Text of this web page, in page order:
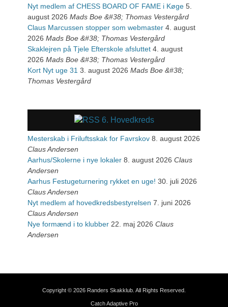
Nyt medlem af CHESS BOARD OF FAME i Køge 5.
august 2026 Mads Boe &#38; Thomas Vestergård
Claus Marcussen stopper som webmaster 4. august
2026 Mads Boe &#38; Thomas Vestergård
Skaklejren på Tjele Efterskole afsluttet 4. august
2026 Mads Boe &#38; Thomas Vestergård
Kort Nyt uge 31 3. august 2026 Mads Boe &#38;
Thomas Vestergård
6. Hovedkreds
Mesterskab i Friluftsskak for Favrskov 8. august 2026
Claus Andersen
Aarhus/Skolerne i nye lokaler 8. august 2026 Claus
Andersen
Aarhus Festugeturnering rykket en uge! 30. juli 2026
Claus Andersen
Nyt medlem af hovedkredsbestyrelsen 7. juni 2026
Claus Andersen
Nye formænd i to klubber 22. maj 2026 Claus
Andersen
Copyright © 2026 Randers Skakklub . All Rights Reserved.
Catch Adaptive Pro